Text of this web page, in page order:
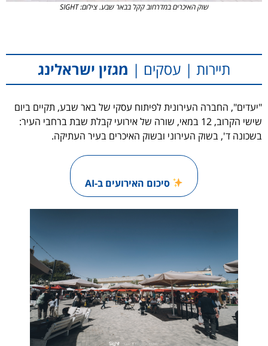
שוק האיכרים במדרחוב קקל בבאר שבע. צילום: SIGHT
תיירות | עסקים | מגזין ישראלינג
"יעדים", החברה העירונית לפיתוח עסקי של באר שבע, תקיים ביום
שישי הקרוב, 12 במאי, שורה של אירועי קבלת שבת ברחבי העיר:
בשכונה ד', בשוק העירוני ובשוק האיכרים בעיר העתיקה.
סיכום האירועים ב-AI